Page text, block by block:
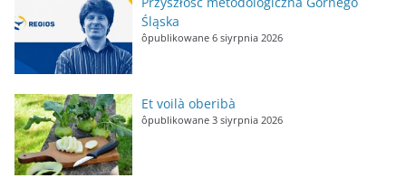
Śląska
ôpublikowane 6 siyrpnia 2026
Et voilà oberibà
ôpublikowane 3 siyrpnia 2026